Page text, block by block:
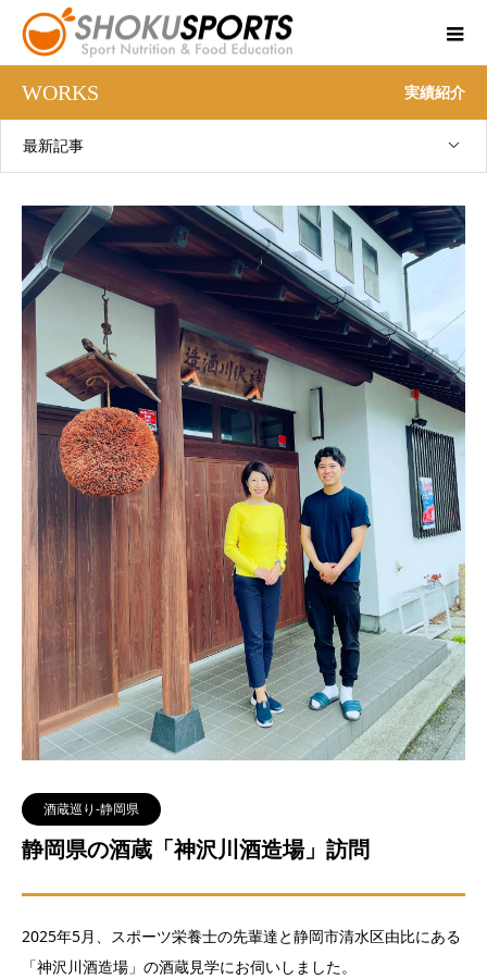
WORKS 実績紹介
最新記事
酒蔵巡り-静岡県
静岡県の酒蔵「神沢川酒造場」訪問
2025年5月、スポーツ栄養士の先輩達と静岡市清水区由比にある
「神沢川酒造場」の酒蔵見学にお伺いしました。